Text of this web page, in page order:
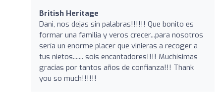
British Heritage
Dani, nos dejas sin palabras!!!!!! Que bonito es
formar una familia y veros crecer...para nosotros
sería un enorme placer que vinieras a recoger a
tus nietos....... sois encantadores!!!! Muchísimas
gracias por tantos años de confianza!!! Thank
you so much!!!!!!